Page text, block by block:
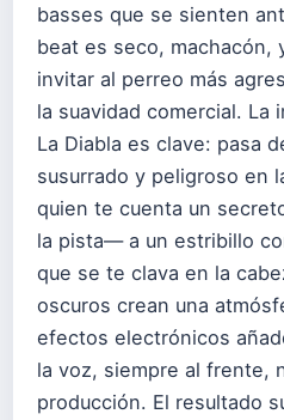
basses que se sienten
beat es seco, machacón,
invitar al perreo más
la suavidad comercial. La
La Diabla es clave: pasa
susurrado y peligroso en
quien te cuenta un
la pista— a un estribillo
que se te clava en la
oscuros crean una
efectos electrónicos
la voz, siempre al frente,
producción. El resultado